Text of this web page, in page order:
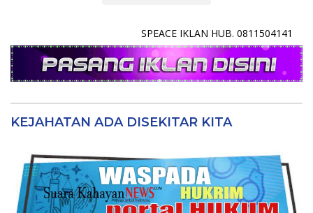
SPEACE IKLAN HUB. 0811504141
KEJAHATAN ADA DISEKITAR KITA